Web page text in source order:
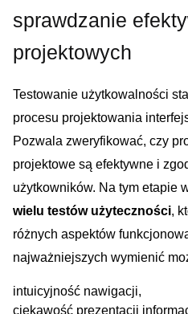
sprawdzanie
projektowych
Testowanie ⁣użytkowalności‌
procesu projektowania⁤
Pozwala zweryfikować, czy
projektowe są efektywne ​i
‍użytkowników. ⁤Na tym etapie
wielu testów‌ użyteczności,
różnych‌ aspektów
najważniejszych wymienić
intuicyjność nawigacji,
ciekawość prezentacji
Dodano do
PRZEJDŹ